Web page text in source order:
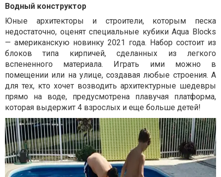
Водный конструктор
Юные архитекторы и строители, которым песка
недостаточно, оценят специальные кубики Aqua Blocks
— американскую новинку 2021 года. Набор состоит из
блоков типа кирпичей, сделанных из легкого
вспененного материала. Играть ими можно в
помещении или на улице, создавая любые строения. А
для тех, кто хочет возводить архитектурные шедевры
прямо на воде, предусмотрена плавучая платформа,
которая выдержит 4 взрослых и еще больше детей!